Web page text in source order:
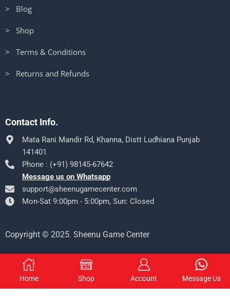
Home Shop Account Message Us
> Blog
> Shop
> Terms & Conditions
> Returns and Refunds
Contact Info.
Mata Rani Mandir Rd, Khanna, Distt Ludhiana Punjab
141401
Phone : (+91) 98145-67642
Message us on Whatsapp
support@sheenugamecenter.com
Mon-Sat 9:00pm - 5:00pm, Sun: Closed
Copyright © 2025. Sheenu Game Center